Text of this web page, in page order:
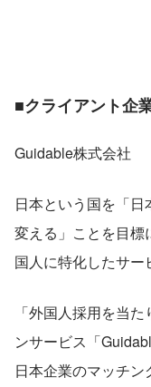
■クライアント企
Guidable株式会社
日本という国を「
変える」ことを目
国人に特化したサー
「外国人採用を当
ンサービス「
日本企業のマッチ